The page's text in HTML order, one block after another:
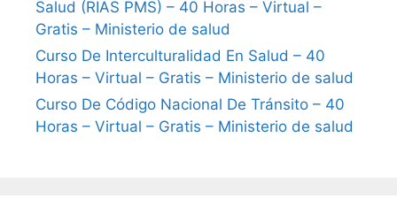
Salud (RIAS PMS) – 40 Horas – Virtual –
Gratis – Ministerio de salud
Curso De Interculturalidad En Salud – 40
Horas – Virtual – Gratis – Ministerio de salud
Curso De Código Nacional De Tránsito – 40
Horas – Virtual – Gratis – Ministerio de salud